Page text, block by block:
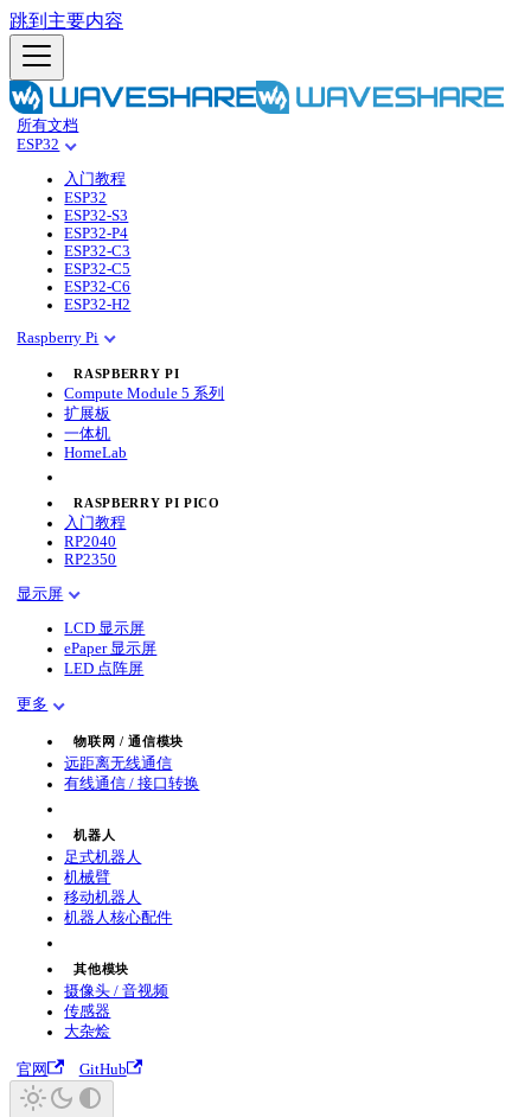
跳到主要内容
所有文档
ESP32
入门教程
ESP32
ESP32-S3
ESP32-P4
ESP32-C3
ESP32-C5
ESP32-C6
ESP32-H2
Raspberry Pi
RASPBERRY PI
Compute Module 5 系列
扩展板
一体机
HomeLab
RASPBERRY PI PICO
入门教程
RP2040
RP2350
显示屏
LCD 显示屏
ePaper 显示屏
LED 点阵屏
更多
物联网 / 通信模块
远距离无线通信
有线通信 / 接口转换
机器人
足式机器人
机械臂
移动机器人
机器人核心配件
其他模块
摄像头 / 音视频
传感器
大杂烩
官网 GitHub